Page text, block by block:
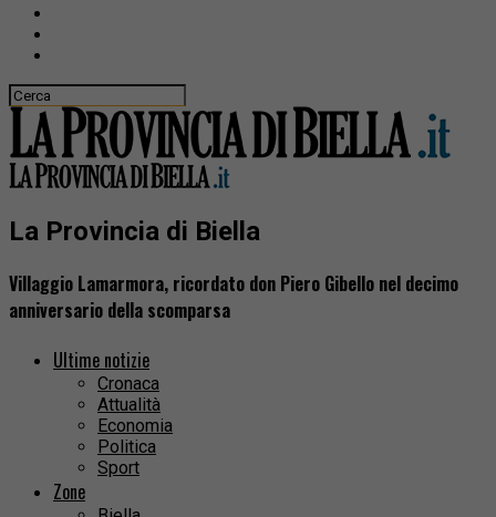
La Provincia di Biella
Villaggio Lamarmora, ricordato don Piero Gibello nel decimo
anniversario della scomparsa
Ultime notizie
Cronaca
Attualità
Economia
Politica
Sport
Zone